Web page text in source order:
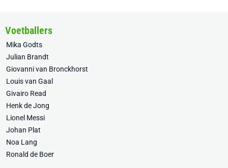
Voetballers
Mika Godts
Julian Brandt
Giovanni van Bronckhorst
Louis van Gaal
Givairo Read
Henk de Jong
Lionel Messi
Johan Plat
Noa Lang
Ronald de Boer